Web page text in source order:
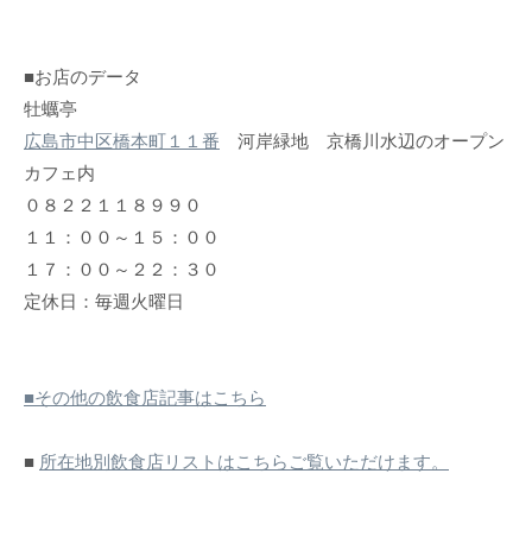
■お店のデータ
牡蠣亭
広島市中区橋本町１１番 河岸緑地 京橋川水辺のオープン
カフェ内
０８２２１１８９９０
１１：００～１５：００
１７：００～２２：３０
定休日：毎週火曜日
■その他の飲食店記事はこちら
■ 所在地別飲食店リストはこちらご覧いただけます。